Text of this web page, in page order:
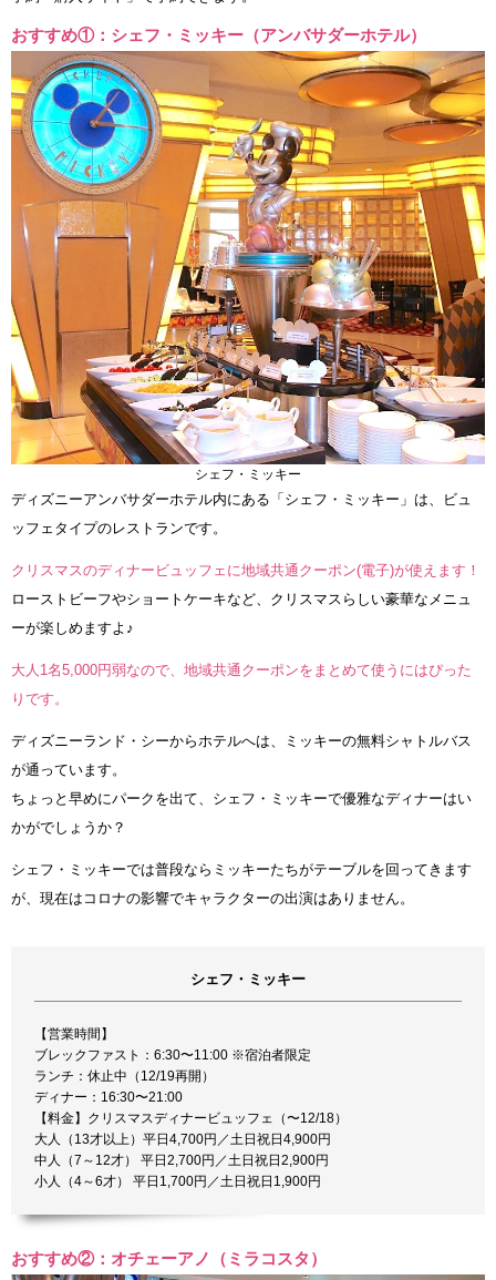
おすすめ①：シェフ・ミッキー（アンバサダーホテル）
シェフ・ミッキー
ディズニーアンバサダーホテル内にある「シェフ・ミッキー」は、ビュ
ッフェタイプのレストランです。
クリスマスのディナービュッフェに地域共通クーポン(電子)が使えます！
ローストビーフやショートケーキなど、クリスマスらしい豪華なメニュ
ーが楽しめますよ♪
大人1名5,000円弱なので、地域共通クーポンをまとめて使うにはぴった
りです。
ディズニーランド・シーからホテルへは、ミッキーの無料シャトルバス
が通っています。
ちょっと早めにパークを出て、シェフ・ミッキーで優雅なディナーはい
かがでしょうか？
シェフ・ミッキーでは普段ならミッキーたちがテーブルを回ってきます
が、現在はコロナの影響でキャラクターの出演はありません。
シェフ・ミッキー
【営業時間】
ブレックファスト：6:30〜11:00 ※宿泊者限定
ランチ：休止中（12/19再開）
ディナー：16:30〜21:00
【料金】クリスマスディナービュッフェ（〜12/18）
大人（13才以上）平日4,700円／土日祝日4,900円
中人（7～12才） 平日2,700円／土日祝日2,900円
小人（4～6才） 平日1,700円／土日祝日1,900円
おすすめ②：オチェーアノ（ミラコスタ）